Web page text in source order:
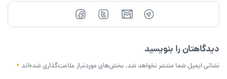
دیدگاهتان را بنویسید
نشانی ایمیل شما منتشر نخواهد شد. بخش‌های موردنیاز علامت‌گذاری شده‌اند *